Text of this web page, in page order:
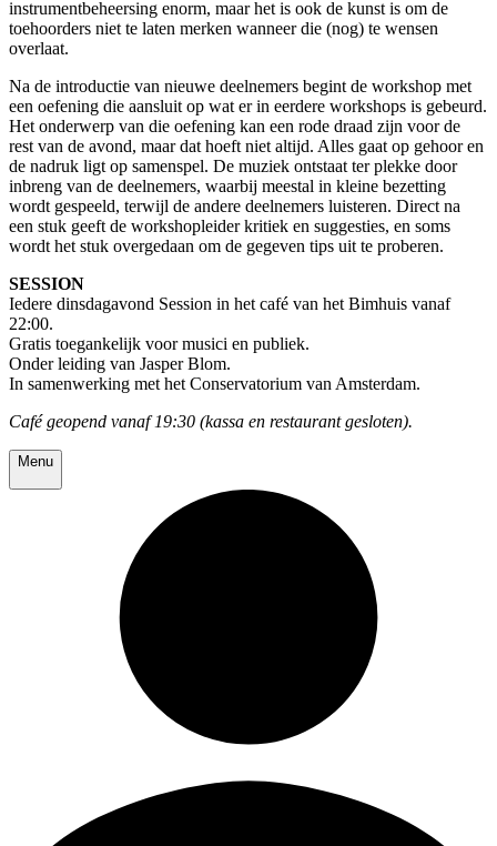
instrumentbeheersing enorm, maar het is ook de kunst is om de
toehoorders niet te laten merken wanneer die (nog) te wensen
overlaat.
Na de introductie van nieuwe deelnemers begint de workshop met
een oefening die aansluit op wat er in eerdere workshops is gebeurd.
Het onderwerp van die oefening kan een rode draad zijn voor de
rest van de avond, maar dat hoeft niet altijd. Alles gaat op gehoor en
de nadruk ligt op samenspel. De muziek ontstaat ter plekke door
inbreng van de deelnemers, waarbij meestal in kleine bezetting
wordt gespeeld, terwijl de andere deelnemers luisteren. Direct na
een stuk geeft de workshopleider kritiek en suggesties, en soms
wordt het stuk overgedaan om de gegeven tips uit te proberen.
SESSION
Iedere dinsdagavond Session in het café van het Bimhuis vanaf
22:00.
Gratis toegankelijk voor musici en publiek.
Onder leiding van Jasper Blom.
In samenwerking met het Conservatorium van Amsterdam.
Café geopend vanaf 19:30 (kassa en restaurant gesloten).
Menu